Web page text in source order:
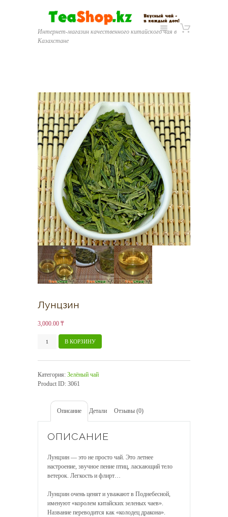
Интернет-магазин качественного китайского чая в
Казахстане
Лунцзин
3,000.00 ₸
КоличествоВ КОРЗИНУ
Категория: Зелёный чай
Product ID: 3061
Описание Детали Отзывы (0)
ОПИСАНИЕ
Лунцзин — это не просто чай. Это летнее
настроение, звучное пение птиц, ласкающий тело
ветерок. Легкость и флирт…
Лунцзин очень ценят и уважают в Поднебесной,
именуют «королем китайских зеленых чаев».
Название переводится как «колодец дракона».